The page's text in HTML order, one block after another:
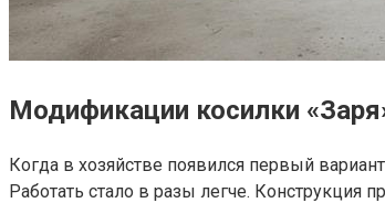
Модификации косилки
Когда в хозяйстве появился первый
Работать стало в разы легче.